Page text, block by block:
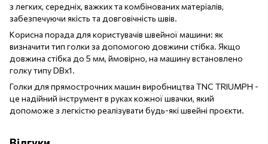
з легких, середніх, важких та комбінованих матеріалів,
забезпечуючи якість та довговічність швів.
Корисна порада для користувачів швейної машини: як
визначити тип голки за допомогою довжини стібка. Якщо
довжина стібка до 5 мм, ймовірно, на машину встановлено
голку типу DBx1.
Голки для прямострочних машин виробництва TNC TRIUMPH -
це надійний інструмент в руках кожної швачки, який
допоможе з легкістю реалізувати будь-які швейні проєкти.